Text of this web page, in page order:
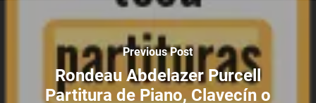
Previous Post
Rondeau Abdelazer Purcell
Partitura de Piano, Clavecín o